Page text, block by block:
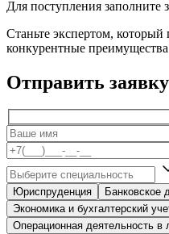
Для поступления заполните
Станьте экспертом, который
конкурентные
Отправить заявку
Юриспруденция
Банковское
Экономика и бухгалтерский
Операционная деятельность в